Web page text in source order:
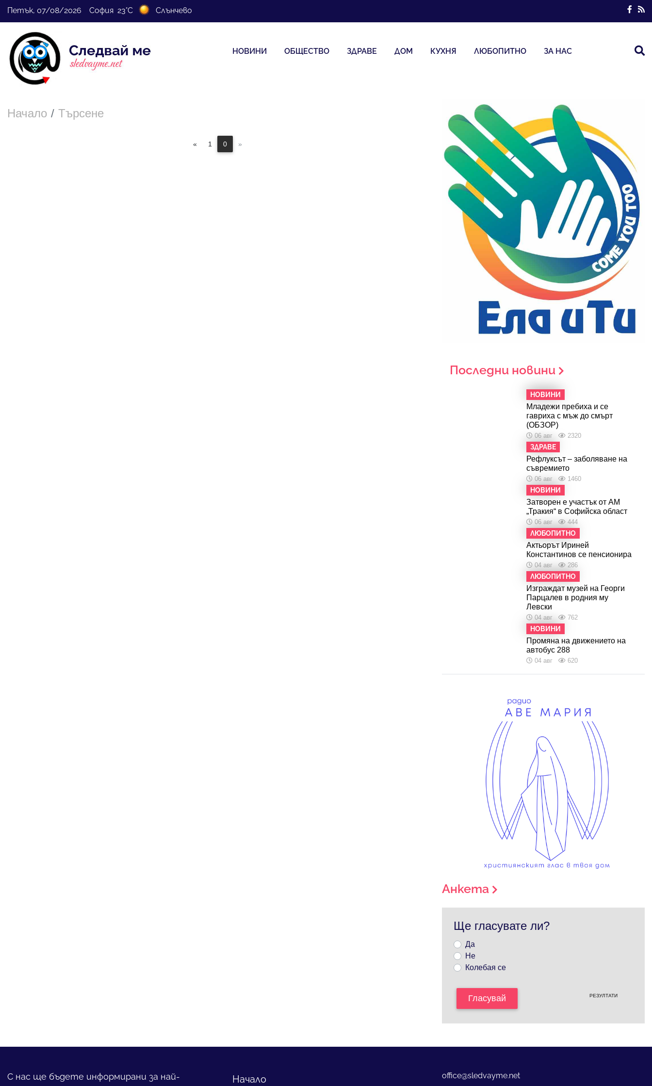
Петък, 07/08/2026 София 23°C Слънчево
НОВИНИ ОБЩЕСТВО ЗДРАВЕ ДОМ КУХНЯ ЛЮБОПИТНО ЗА НАС
Начало Търсене
« 1 0 »
Последни новини
НОВИНИ
Младежи пребиха и се
гавриха с мъж до смърт
(ОБЗОР)
06 авг 2320
ЗДРАВЕ
Рефлуксът – заболяване на
съвремието
06 авг 1460
НОВИНИ
Затворен е участък от АМ
„Тракия“ в Софийска област
06 авг 444
ЛЮБОПИТНО
Актьорът Ириней
Константинов се пенсионира
04 авг 286
ЛЮБОПИТНО
Изграждат музей на Георги
Парцалев в родния му
Левски
04 авг 762
НОВИНИ
Промяна на движението на
автобус 288
04 авг 620
Анкета
Ще гласувате ли?
Да
Не
Колебая се
Гласувай РЕЗУЛТАТИ
С нас ще бъдете информирани за най-
Начало office@sledvayme.net